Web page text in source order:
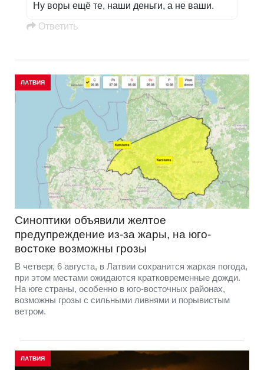
Ну воры ещё те, наши деньги, а не ваши.
Oтветить
ЛАТВИЯ
Синоптики объявили желтое
предупреждение из-за жары, на юго-
востоке возможны грозы
В четверг, 6 августа, в Латвии сохранится жаркая погода,
при этом местами ожидаются кратковременные дожди.
На юге страны, особенно в юго-восточных районах,
возможны грозы с сильными ливнями и порывистым
ветром.
ЛАТВИЯ